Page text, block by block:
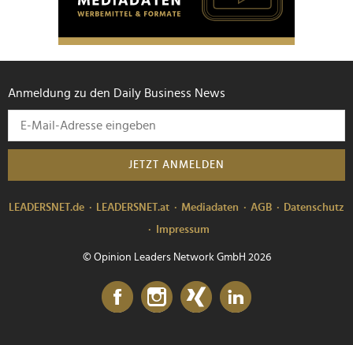
Anmeldung zu den Daily Business News
JETZT ANMELDEN
LEADERSNET.de LEADERSNET.at Mediadaten AGB
Datenschutz
Impressum
© Opinion Leaders Network GmbH 2026